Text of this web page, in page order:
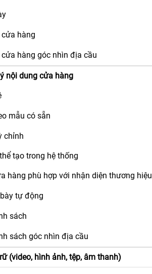
hàng
hàng góc nhìn địa cầu
nội dung cửa hàng
mẫu có sẵn
chỉnh
tạo trong hệ thống
hàng phù hợp với nhận diện thương hiệu
tự động
sách
sách góc nhìn địa cầu
(video, hình ảnh, tệp, âm thanh)